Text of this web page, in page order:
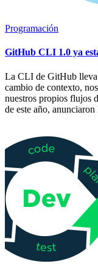
Programación
GitHub CLI 1.0 ya
La CLI de GitHub lleva
cambio de contexto,
nuestros propios flujos
de este año,